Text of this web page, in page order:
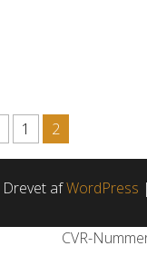
1 2
Drevet afWordPress |
CVR-